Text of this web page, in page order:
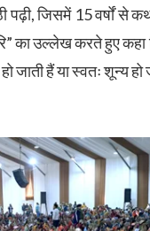
पढ़ी, जिसमें 15 वर्षों
का उल्लेख करते हुए
जाती हैं या स्वतः शून्य